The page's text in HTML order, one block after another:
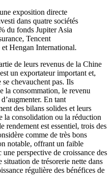
exposition directe
dans quatre sociétés
du fonds Jupiter Asia
Tencent
Hengan International.
de leurs revenus de la Chine
un exportateur important et,
se chevauchent pas. Ils
la consommation, le revenu
En tant
des bilans solides et leurs
la consolidation ou la réduction
rendement est essentiel, trois des
comme de très bons
notable, offrant un faible
perspective de croissance des
de trésorerie nette dans
régulière des bénéfices de